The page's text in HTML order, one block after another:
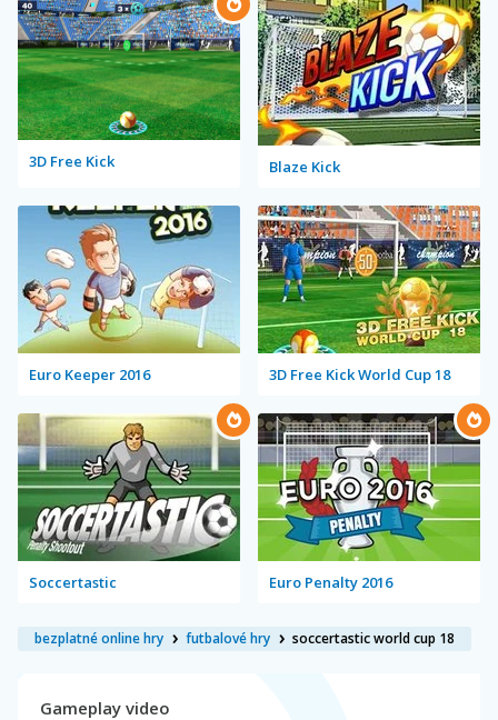
3D Free Kick Blaze Kick
Euro Keeper 2016 3D Free Kick World Cup 18
Soccertastic Euro Penalty 2016
bezplatné online hry futbalové hry soccertastic world cup 18
Gameplay video